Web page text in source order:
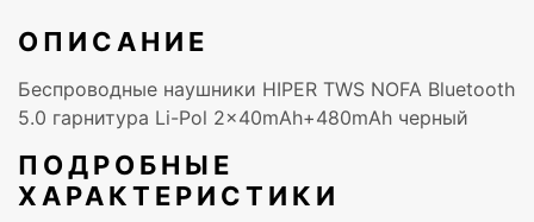
ОПИСАНИЕ
Беспроводные наушники HIPER TWS NOFA Bluetooth
5.0 гарнитура Li-Pol 2x40mAh+480mAh черный
ПОДРОБНЫЕ
ХАРАКТЕРИСТИКИ